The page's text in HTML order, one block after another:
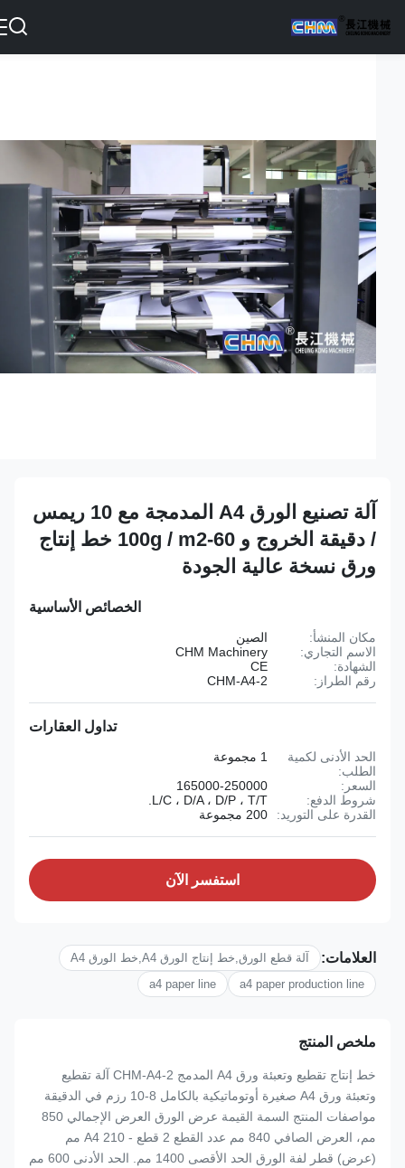
آلة تصنيع الورق A4 المدمجة مع 10 ريمس
/ دقيقة الخروج و 60-100g / m2 خط إنتاج
ورق نسخة عالية الجودة
الخصائص الأساسية
مكان المنشأ:
الصين
الاسم التجاري:
CHM Machinery
الشهادة:
رقم الطراز:
CHM-A4-2
تداول العقارات
الحد الأدنى لكمية
الطلب:
1 مجموعة
السعر:
165000-250000
شروط الدفع:
L/C ، D/A ، D/P ، T/T.
القدرة على التوريد:
200 مجموعة
استفسر الآن
العلامات:
آلة قطع الورق,خط إنتاج الورق A4,خط الورق A4
a4 paper production line
a4 paper line
ملخص المنتج
خط إنتاج تقطيع وتعبئة ورق A4 المدمج CHM-A4-2 آلة تقطيع
وتعبئة ورق A4 صغيرة أوتوماتيكية بالكامل 8-10 رزم في الدقيقة
مواصفات المنتج السمة القيمة عرض الورق العرض الإجمالي 850
مم، العرض الصافي 840 مم عدد القطع 2 قطع - A4 210 مم
(عرض) قطر لفة الورق الحد الأقصى 1400 مم. الحد الأدنى 600 مم